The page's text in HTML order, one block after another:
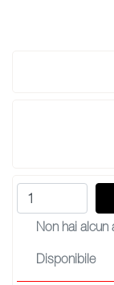
Non hai alcun
Disponibile